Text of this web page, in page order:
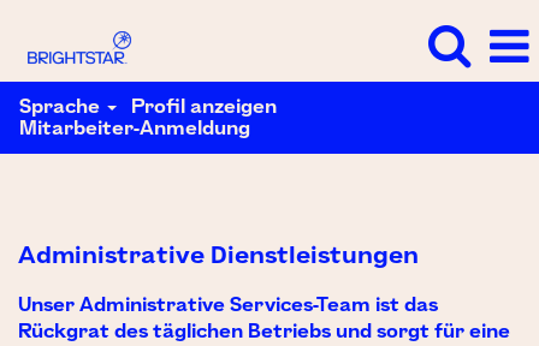
Sprache
Profil anzeigen
Mitarbeiter-Anmeldung
Administrative Dienstleistungen
Unser Administrative Services-Team ist das
Rückgrat des täglichen Betriebs und sorgt für eine